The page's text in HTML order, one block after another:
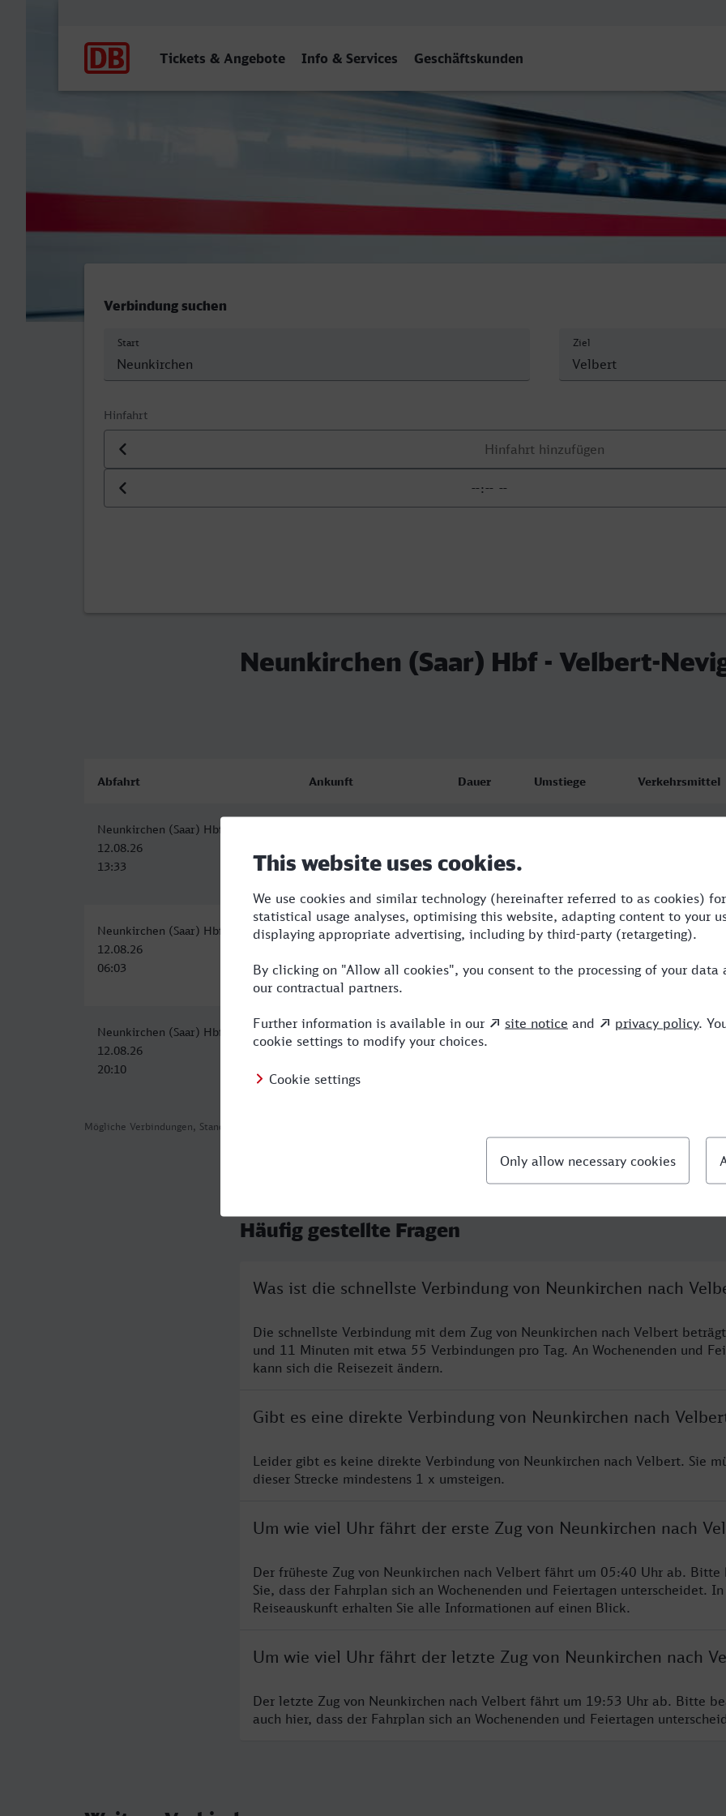
Tickets & Angebote Info & Services Geschäftskunden
Neunkirchen (Saar) Hbf - Velbert-Neviges
Verbindung suchen
Start Ziel
Hinfahrt
Datum der Hinfahrt
Uhrzeit der Hinfahrt
Neunkirchen (Saar) Hbf - Velbert-
Mögliche Verbindungen, Stand: 2026-07-29 01:26
Abfahrt Ankunft Dauer Umstiege Verkehrsmittel
Neunkirchen (Saar) Hbf
12.08.26
13:33
17:44
Neunkirchen (Saar) Hbf
12.08.26
06:03
Velbert-Neviges
11:24
5:21 2 VLX,RE,ICE
Neunkirchen (Saar) Hbf
12.08.26
20:10
Velbert-Neviges
13.08.26
10:14 3 VLX,RE,ICE,NX
Häufig gestellte Fragen
Was ist die schnellste Verbindung von Neunkirchen nach
Die schnellste Verbindung mit dem Zug von Neunkirchen nach Velbert
und 11 Minuten mit etwa 55 Verbindungen pro Tag. An Wochenenden und
kann sich die Reisezeit ändern.
Gibt es eine direkte Verbindung von Neunkirchen nach
Leider gibt es keine direkte Verbindung von Neunkirchen nach Velbert. Sie
dieser Strecke mindestens 1 x umsteigen.
Um wie viel Uhr fährt der erste Zug von Neunkirchen nach
Der früheste Zug von Neunkirchen nach Velbert fährt um 05:40 Uhr ab. Bitte
Sie, dass der Fahrplan sich an Wochenenden und Feiertagen unterscheidet.
Reiseauskunft erhalten Sie alle Informationen auf einen Blick.
Um wie viel Uhr fährt der letzte Zug von Neunkirchen nach
Der letzte Zug von Neunkirchen nach Velbert fährt um 19:53 Uhr ab. Bitte
auch hier, dass der Fahrplan sich an Wochenenden und Feiertagen